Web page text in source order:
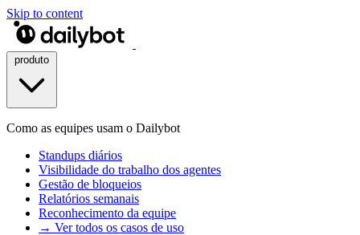
Skip to content
Como as equipes usam o Dailybot
Standups diários
Visibilidade do trabalho dos agentes
Gestão de bloqueios
Relatórios semanais
Reconhecimento da equipe
→ Ver todos os casos de uso